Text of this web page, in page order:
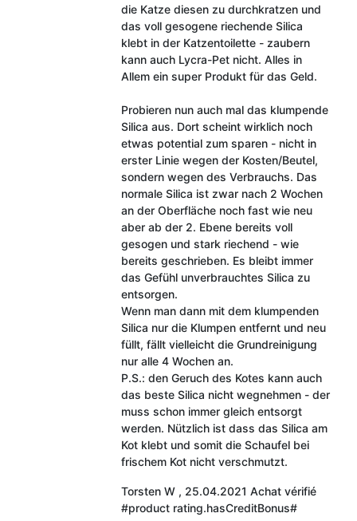
die Katze diesen zu durchkratzen und
das voll gesogene riechende Silica
klebt in der Katzentoilette - zaubern
kann auch Lycra-Pet nicht. Alles in
Allem ein super Produkt für das Geld.
Probieren nun auch mal das klumpende
Silica aus. Dort scheint wirklich noch
etwas potential zum sparen - nicht in
erster Linie wegen der Kosten/Beutel,
sondern wegen des Verbrauchs. Das
normale Silica ist zwar nach 2 Wochen
an der Oberfläche noch fast wie neu
aber ab der 2. Ebene bereits voll
gesogen und stark riechend - wie
bereits geschrieben. Es bleibt immer
das Gefühl unverbrauchtes Silica zu
entsorgen.
Wenn man dann mit dem klumpenden
Silica nur die Klumpen entfernt und neu
füllt, fällt vielleicht die Grundreinigung
nur alle 4 Wochen an.
P.S.: den Geruch des Kotes kann auch
das beste Silica nicht wegnehmen - der
muss schon immer gleich entsorgt
werden. Nützlich ist dass das Silica am
Kot klebt und somit die Schaufel bei
frischem Kot nicht verschmutzt.
Torsten W , 25.04.2021 Achat vérifié
#product rating.hasCreditBonus#